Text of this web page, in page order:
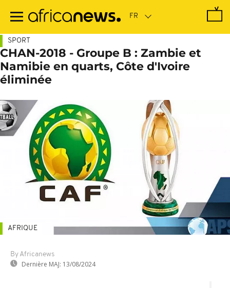
contenu
SPORT
CHAN-2018 - Groupe B : Zambie et
Namibie en quarts, Côte d'Ivoire
éliminée
By Africanews
Dernière MAJ: 13/08/2024
AFRIQUE